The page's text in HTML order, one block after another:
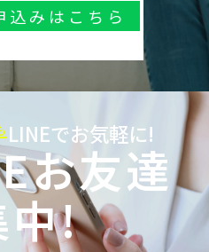
みはこちら
LINEでお気軽に!
お友達
中!